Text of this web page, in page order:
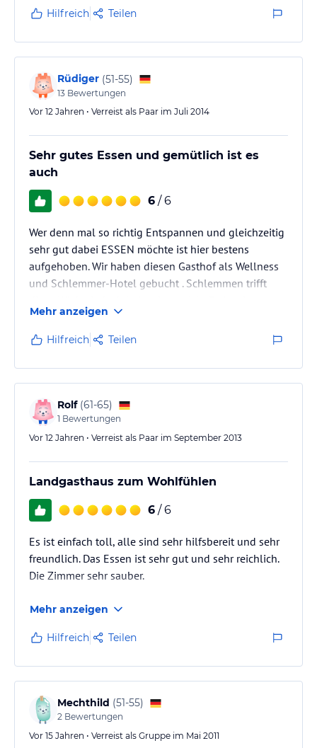
sah sehr gut aus und die Empfehlungen die wir auf
der Feier gehört haben, waren auch
dementsprechend. Leider hat unsere Zeit dafür nicht
ausgereicht.
Das tolle fanden wir, das unten im Hotel die
"Dorfkneipe", das…
Hilfreich Teilen
Rüdiger (51-55)
13 Bewertungen
Vor 12 Jahren • Verreist als Paar im Juli 2014
Sehr gutes Essen und gemütlich ist es
auch
6 / 6
Wer denn mal so richtig Entspannen und gleichzeitig
sehr gut dabei ESSEN möchte ist hier bestens
aufgehoben. Wir haben diesen Gasthof als Wellness
und Schlemmer-Hotel gebucht . Schlemmen trifft
Genuss für die Sinne, hier Speisen zu dürfen. Selten
so gut und reichhaltig gegessen wie in diesen seht
angenehmen 2 Tagen. Der Kreis Höxter war für mich
bislang ein weißer Fleck auf der Landkarte aber
ich/wir kommen wieder. Auch als Quartier um
Motorradausflüge zu starten mit…
Mehr anzeigen
Hilfreich Teilen
Rolf (61-65)
1 Bewertungen
Vor 12 Jahren • Verreist als Paar im September 2013
Landgasthaus zum Wohlfühlen
6 / 6
Es ist einfach toll, alle sind sehr hilfsbereit und sehr
freundlich. Das Essen ist sehr gut und sehr reichlich.
Die Zimmer sehr sauber.
Mehr anzeigen
Hilfreich Teilen
Mechthild (51-55)
2 Bewertungen
Vor 15 Jahren • Verreist als Gruppe im Mai 2011